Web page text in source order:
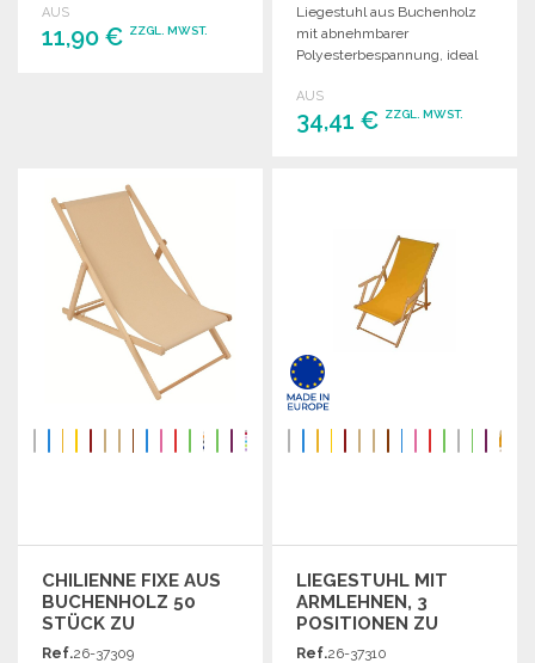
AUS
11,90 € ZZGL. MWST.
Liegestuhl aus Buchenholz
mit abnehmbarer
Polyesterbespannung, ideal
Mindestbestellmenge: 50
Stück.
AUS
34,41 € ZZGL. MWST.
CHILIENNE FIXE AUS
BUCHENHOLZ 50
STÜCK ZU
GROSSHANDELSPREISEN
Ref.26-37309
LIEGESTUHL MIT
ARMLEHNEN, 3
POSITIONEN ZU
GROSSHANDELSPREISEN
Ref.26-37310